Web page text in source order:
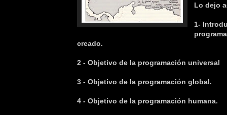
Lo dejo
1-
creado.
2 - Objetivo de la programación universal
3 - Objetivo de la programación global.
4 - Objetivo de la programación humana.